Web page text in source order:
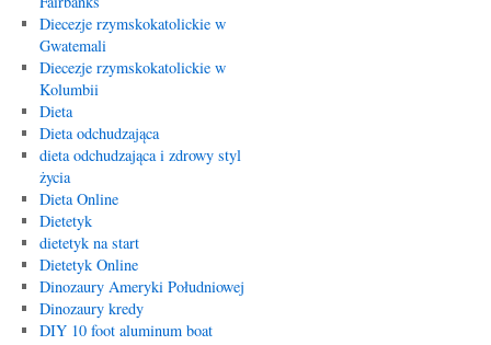
Diecezje rzymskokatolickie w
Gwatemali
Diecezje rzymskokatolickie w
Kolumbii
Dieta
Dieta odchudzająca
dieta odchudzająca i zdrowy styl
życia
Dieta Online
Dietetyk
dietetyk na start
Dietetyk Online
Dinozaury Ameryki Południowej
Dinozaury kredy
DIY 10 foot aluminum boat